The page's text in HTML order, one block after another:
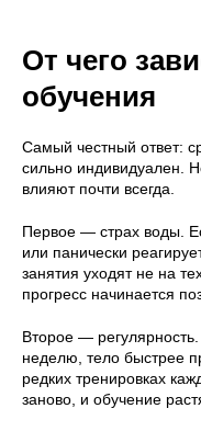
От чего
обучения
Самый честный ответ:
сильно индивидуален.
влияют почти всегда.
Первое — страх воды.
или панически
занятия уходят не на
прогресс начинается
Второе —
неделю, тело быстрее
редких тренировках
заново, и обучение